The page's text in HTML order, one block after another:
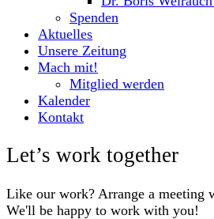
Spenden
Aktuelles
Unsere Zeitung
Mach mit!
Mitglied werden
Kalender
Kontakt
Let’s work together
Like our work? Arrange a meeting
We'll be happy to work with you!